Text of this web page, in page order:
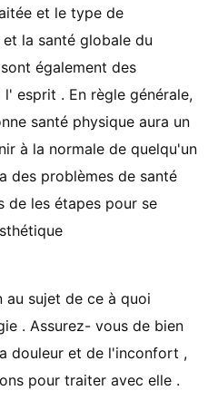
et le type de
la santé globale du
également des
esprit . En règle générale,
santé physique aura un
à la normale de quelqu'un
des problèmes de santé
de les étapes pour se
au sujet de ce à quoi
. Assurez- vous de bien
douleur et de l'inconfort ,
pour traiter avec elle .